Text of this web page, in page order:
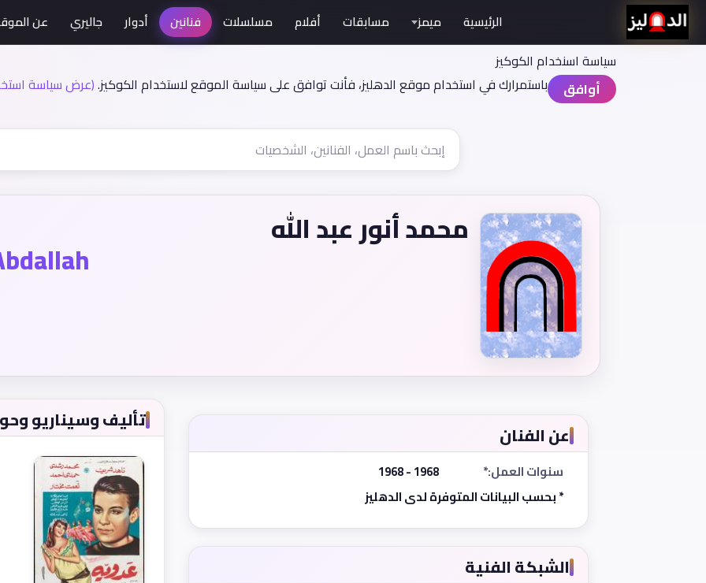
سياسة اسنخدام الكوكيز
أوافق
باستمرارك في استخدام موقع الدهليز، فأنت توافق على سياسة الموقع لاستخدام الكوكيز.(عرض سياسة
الرئيسية ميمز مسابقات أفلام مسلسلات فنانين أدوار جاليري عن
محمد أنور عبد الله
عن الفنان
سنوات العمل:*
1968 - 1968
* بحسب البيانات المتوفرة لدى الدهليز
الشبكة الفنية
تأليف وسيناريو